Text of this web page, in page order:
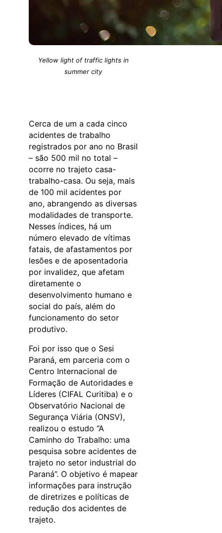
Yellow light of traffic lights in
summer city
Cerca de um a cada cinco
acidentes de trabalho
registrados por ano no Brasil
– são 500 mil no total –
ocorre no trajeto casa-
trabalho-casa. Ou seja, mais
de 100 mil acidentes por
ano, abrangendo as diversas
modalidades de transporte.
Nesses índices, há um
número elevado de vítimas
fatais, de afastamentos por
lesões e de aposentadoria
por invalidez, que afetam
diretamente o
desenvolvimento humano e
social do país, além do
funcionamento do setor
produtivo.
Foi por isso que o Sesi
Paraná, em parceria com o
Centro Internacional de
Formação de Autoridades e
Líderes (CIFAL Curitiba) e o
Observatório Nacional de
Segurança Viária (ONSV),
realizou o estudo “A
Caminho do Trabalho: uma
pesquisa sobre acidentes de
trajeto no setor industrial do
Paraná”. O objetivo é mapear
informações para instrução
de diretrizes e políticas de
redução dos acidentes de
trajeto.